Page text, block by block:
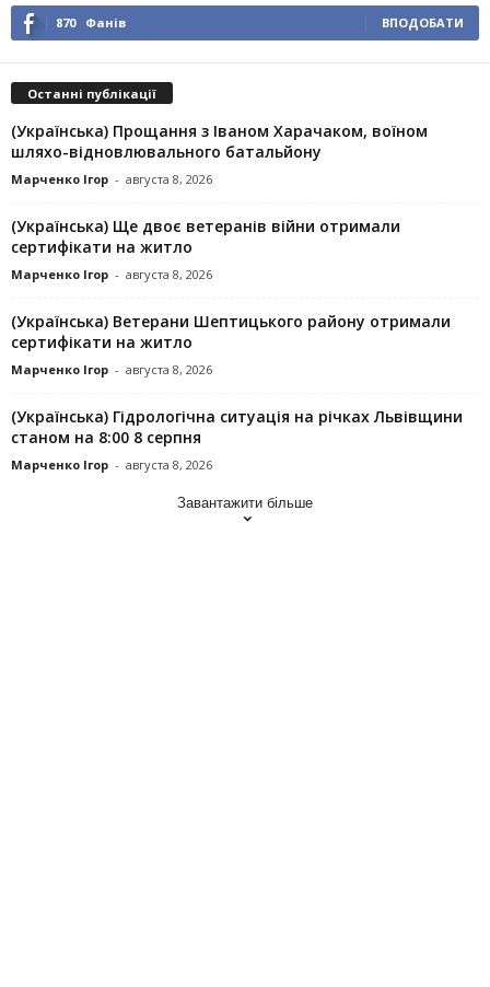
870 Фанів ВПОДОБАТИ
Останні публікації
(Українська) Прощання з Іваном Харачаком, воїном
шляхо-відновлювального батальйону
Марченко Ігор - августа 8, 2026
(Українська) Ще двоє ветеранів війни отримали
сертифікати на житло
Марченко Ігор - августа 8, 2026
(Українська) Ветерани Шептицького району отримали
сертифікати на житло
Марченко Ігор - августа 8, 2026
(Українська) Гідрологічна ситуація на річках Львівщини
станом на 8:00 8 серпня
Марченко Ігор - августа 8, 2026
Завантажити більше